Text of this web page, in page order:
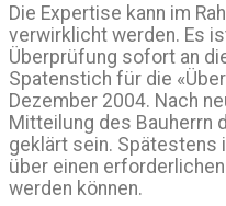
Die Expertise kann im
verwirklicht werden. Es
Überprüfung sofort an
Spatenstich für die
Dezember 2004. Nach
Mitteilung des Bauherrn
geklärt sein. Spätestens
über einen
werden können.